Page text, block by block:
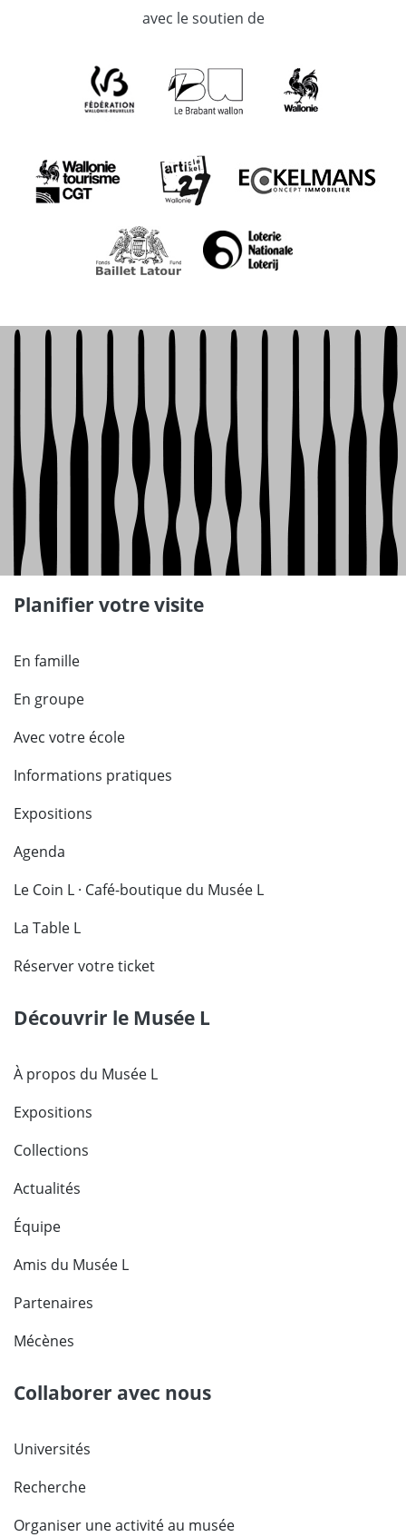
avec le soutien de
Planifier votre visite
En famille
En groupe
Avec votre école
Informations pratiques
Expositions
Agenda
Le Coin L · Café-boutique du Musée L
La Table L
Réserver votre ticket
Découvrir le Musée L
À propos du Musée L
Expositions
Collections
Actualités
Équipe
Amis du Musée L
Partenaires
Mécènes
Collaborer avec nous
Universités
Recherche
Organiser une activité au musée